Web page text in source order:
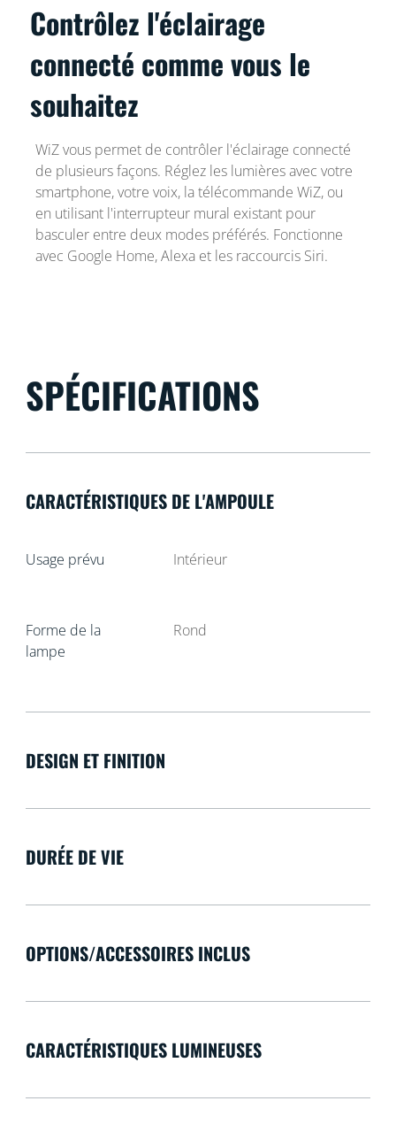
Contrôlez l'éclairage
connecté comme vous le
souhaitez
WiZ vous permet de contrôler l'éclairage connecté
de plusieurs façons. Réglez les lumières avec votre
smartphone, votre voix, la télécommande WiZ, ou
en utilisant l'interrupteur mural existant pour
basculer entre deux modes préférés. Fonctionne
avec Google Home, Alexa et les raccourcis Siri.
SPÉCIFICATIONS
CARACTÉRISTIQUES DE L'AMPOULE
Usage prévu Intérieur
Forme de la
lampe
Rond
DESIGN ET FINITION
DURÉE DE VIE
OPTIONS/ACCESSOIRES INCLUS
CARACTÉRISTIQUES LUMINEUSES